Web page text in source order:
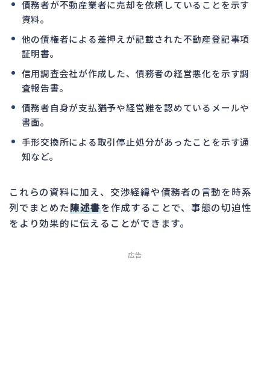
債務者が不動産業者に売却を依頼していることを示す
資料。
他の債権者による差押えが記載された不動産登記事項
証明書。
信用調査会社が作成した、債務者の経営悪化を示す調
査報告書。
債務者自身が支払猶予や経営難を認めているメールや
書面。
手形交換所による取引停止処分があったことを示す通
知など。
これらの資料に加え、交渉経緯や債務者の言動を時系
列でまとめた陳述書を作成することで、事態の切迫性
をより効果的に伝えることができます。
広告